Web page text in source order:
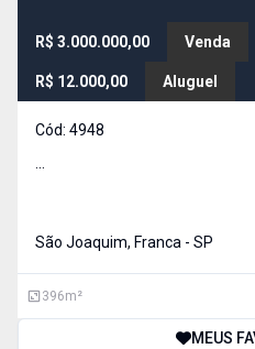
R$ 3.000.000,00 Venda
R$ 12.000,00 Aluguel
Cód: 4948
São Joaquim, Franca - SP
396m²
MEUS